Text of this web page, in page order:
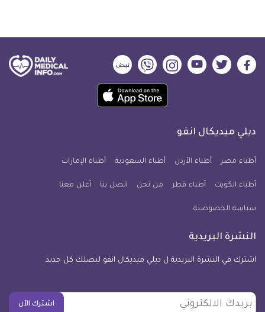
ديلي
فيسبوك
ديلي
تويتر
ديلي
ميديكال
يوتيوب
ديلي
ميديكال
انفو
ديلي
ميديكال
انفو
ديلي
ميديكال
انفو
حمل
تطبيق
معلومة
للآيفون
ديلي ميديكال انفو
أطباء مصر أطباء الأردن أطباء السعودية أطباء الإمارات
أطباء الكويت أطباء قطر من نحن اتصل بنا أعلن معنا
سياسة الخصوصية
النشرة البريدية
اشترك في النشرة البريدية ل ديلي ميديكال انفو ليصلك كل جديد
بريدك
اشترك الآن